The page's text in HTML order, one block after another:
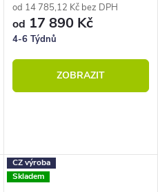
od 14 785,12 Kč bez DPH
od 17 890 Kč
4-6 Týdnů
ZOBRAZIT
CZ výroba
Skladem